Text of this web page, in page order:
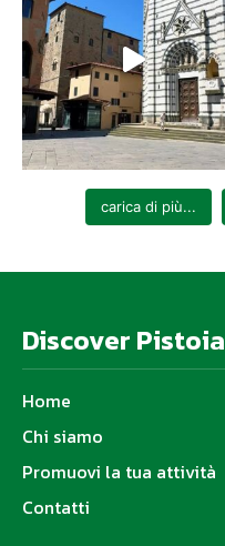
carica di più...
Discover Pistoia
Home
Chi siamo
Promuovi la tua attività
Contatti